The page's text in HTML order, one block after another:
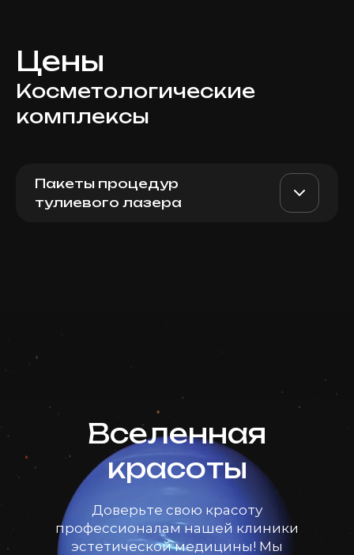
Цены
Косметологические
комплексы
Пакеты процедур
тулиевого лазера
Вселенная
красоты
Доверьте свою красоту
профессионалам нашей клиники
эстетической медицины! Мы